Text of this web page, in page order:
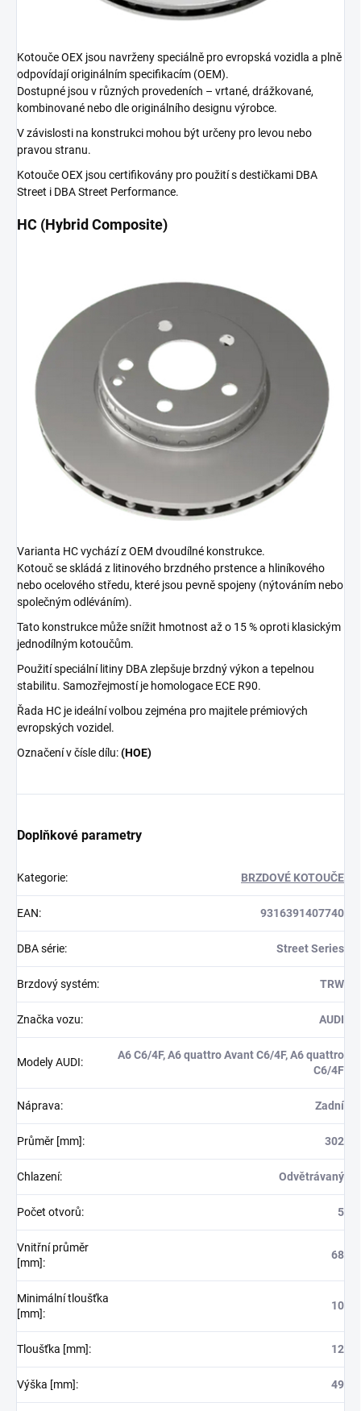
Kotouče OEX jsou navrženy speciálně pro evropská vozidla a plně
odpovídají originálním specifikacím (OEM).
Dostupné jsou v různých provedeních – vrtané, drážkované,
kombinované nebo dle originálního designu výrobce.
V závislosti na konstrukci mohou být určeny pro levou nebo
pravou stranu.
Kotouče OEX jsou certifikovány pro použití s destičkami DBA
Street i DBA Street Performance.
HC (Hybrid Composite)
Varianta HC vychází z OEM dvoudílné konstrukce.
Kotouč se skládá z litinového brzdného prstence a hliníkového
nebo ocelového středu, které jsou pevně spojeny (nýtováním nebo
společným odléváním).
Tato konstrukce může snížit hmotnost až o 15 % oproti klasickým
jednodílným kotoučům.
Použití speciální litiny DBA zlepšuje brzdný výkon a tepelnou
stabilitu. Samozřejmostí je homologace ECE R90.
Řada HC je ideální volbou zejména pro majitele prémiových
evropských vozidel.
Označení v čísle dílu:(HOE)
Doplňkové parametry
Kategorie: BRZDOVÉ KOTOUČE
EAN: 9316391407740
DBA série: Street Series
Brzdový systém: TRW
Značka vozu: AUDI
Modely AUDI:
A6 C6/4F, A6 quattro Avant C6/4F, A6 quattro
C6/4F
Náprava: Zadní
Průměr [mm]: 302
Chlazení: Odvětrávaný
Počet otvorů: 5
Vnitřní průměr
[mm]:
68
Minimální tloušťka
[mm]:
10
Tloušťka [mm]: 12
Výška [mm]: 49